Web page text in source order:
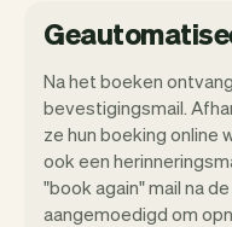
Na het boeken
bevestigingsmail.
ze hun boeking online
ook een
"book again" mail na
aangemoedigd om